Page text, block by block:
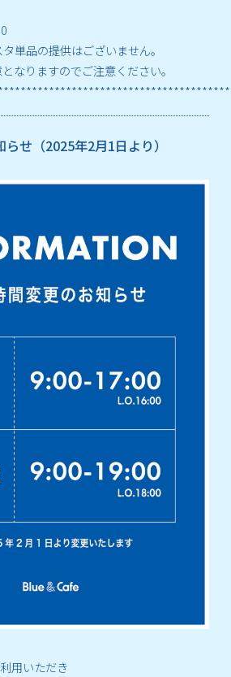
単品の提供はございません。
なりますのでご注意ください。
せ（2025年2月1日より）
用いただき